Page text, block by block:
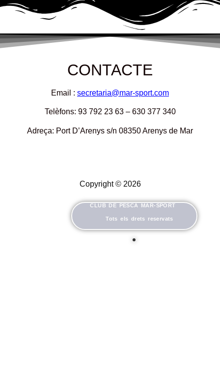
CONTACTE
Email : secretaria@mar-sport.com
Telèfons: 93 792 23 63 – 630 377 340
Adreça: Port D’Arenys s/n 08350 Arenys de Mar
Copyright © 2026
CLUB DE PESCA MAR-SPORT
Tots els drets reservats